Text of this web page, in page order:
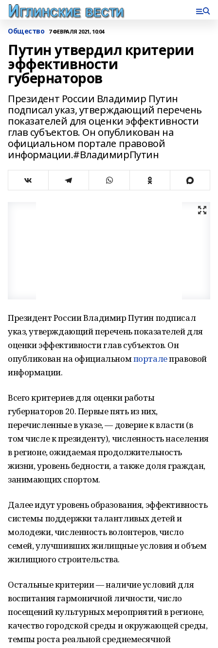
Общество 7 ФЕВРАЛЯ 2021, 10:04
Путин утвердил критерии
эффективности
губернаторов
Президент России Владимир Путин
подписал указ, утверждающий перечень
показателей для оценки эффективности
глав субъектов. Он опубликован на
официальном портале правовой
информации.#ВладимирПутин
Президент России Владимир Путин подписал
указ, утверждающий перечень показателей для
оценки эффективности глав субъектов. Он
опубликован на официальномпорталеправовой
информации.
Всего критериев для оценки работы
губернаторов 20. Первые пять из них,
перечисленные в указе, — доверие к власти (в
том числе к президенту), численность населения
в регионе, ожидаемая продолжительность
жизни, уровень бедности, а также доля граждан,
занимающих спортом.
Далее идут уровень образования, эффективность
системы поддержки талантливых детей и
молодежи, численность волонтеров, число
семей, улучшивших жилищные условия и объем
жилищного строительства.
Остальные критерии — наличие условий для
воспитания гармоничной личности, число
посещений культурных мероприятий в регионе,
качество городской среды и окружающей среды,
темпы роста реальной среднемесячной